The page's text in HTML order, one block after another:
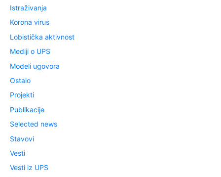
Istraživanja
Korona virus
Lobistička aktivnost
Mediji o UPS
Modeli ugovora
Ostalo
Projekti
Publikacije
Selected news
Stavovi
Vesti
Vesti iz UPS